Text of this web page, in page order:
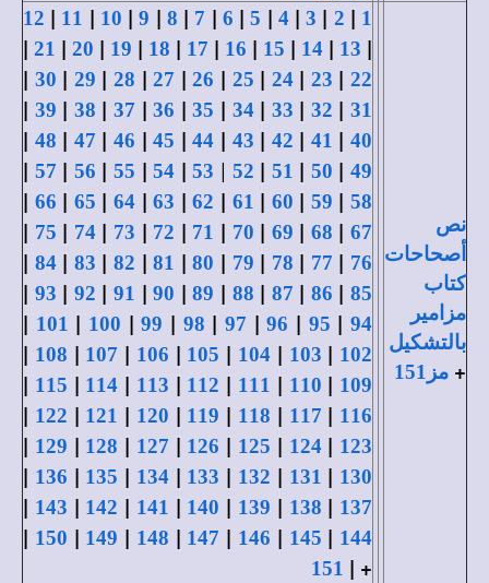
نص
أصحاحات
كتاب
مزامير
بالتشكيل
+ مز151
1
|
2
|
3
|
4
|
5
|
6
|
7
|
8
|
9
|
10
|
11
|
12
|
13
|
14
|
15
|
16
|
17
|
18
|
19
|
20
|
21
|
22
|
23
|
24
|
25
|
26
|
27
|
28
|
29
|
30
|
31
|
32
|
33
|
34
|
35
|
36
|
37
|
38
|
39
|
40
|
41
|
42
|
43
|
44
|
45
|
46
|
47
|
48
|
49
|
50
|
51
|
52
|
53
|
54
|
55
|
56
|
57
|
58
|
59
|
60
|
61
|
62
|
63
|
64
|
65
|
66
|
67
|
68
|
69
|
70
|
71
|
72
|
73
|
74
|
75
|
76
|
77
|
78
|
79
|
80
|
81
|
82
|
83
|
84
|
85
|
86
|
87
|
88
|
89
|
90
|
91
|
92
|
93
|
94
|
95
|
96
|
97
|
98
|
99
|
100
|
101
|
102
|
103
|
104
|
105
|
106
|
107
|
108
|
109
|
110
|
111
|
112
|
113
|
114
|
115
|
116
|
117
|
118
|
119
|
120
|
121
|
122
|
123
|
124
|
125
|
126
|
127
|
128
|
129
|
130
|
131
|
132
|
133
|
134
|
135
|
136
|
137
|
138
|
139
|
140
|
141
|
142
|
143
|
144
|
145
|
146
|
147
|
148
|
149
|
150
|
+ |
151